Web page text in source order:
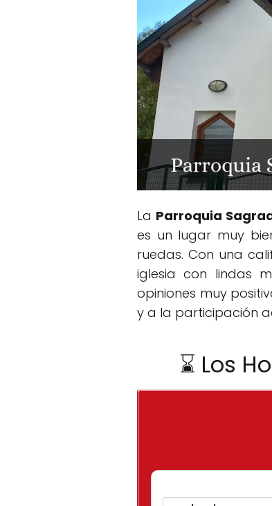
La Parroquia
es un lugar muy
ruedas. Con una
iglesia con lindas
opiniones muy
y a la participación
⌛ Los